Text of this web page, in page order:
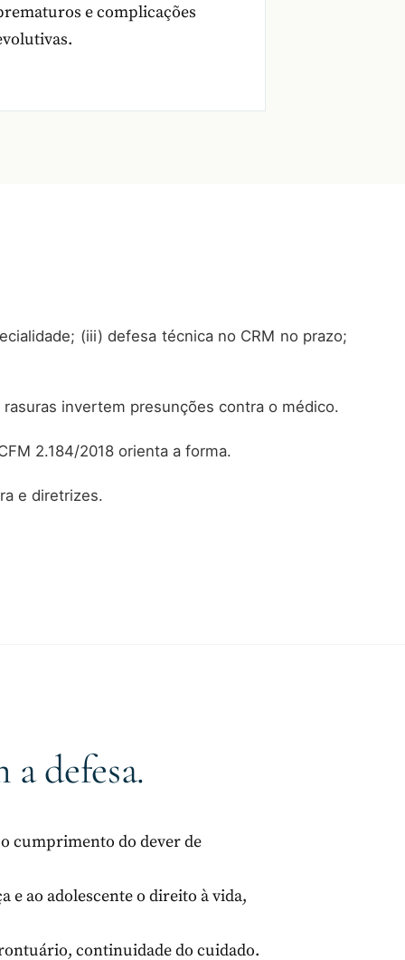
e complicações
(iii) defesa técnica no CRM no prazo;
invertem presunções contra o médico.
2.184/2018 orienta a forma.
e diretrizes.
defesa.
cumprimento do dever de
e ao adolescente o direito à vida,
continuidade do cuidado.